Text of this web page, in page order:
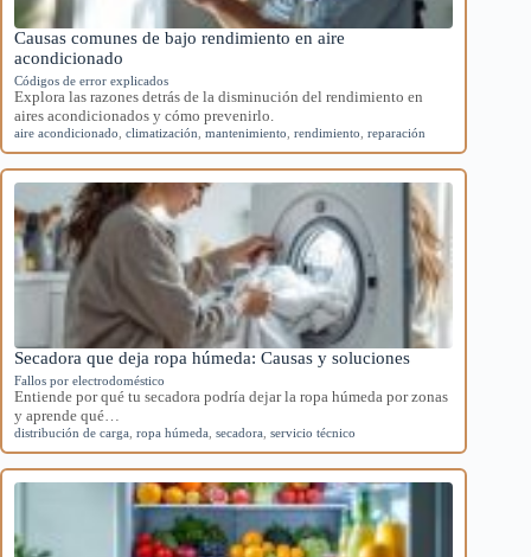
Causas comunes de bajo rendimiento en aire
acondicionado
Códigos de error explicados
Explora las razones detrás de la disminución del rendimiento en
aires acondicionados y cómo prevenirlo.
aire acondicionado climatización mantenimiento rendimiento reparación
Secadora que deja ropa húmeda: Causas y soluciones
Fallos por electrodoméstico
Entiende por qué tu secadora podría dejar la ropa húmeda por zonas
y aprende qué…
distribución de carga ropa húmeda secadora servicio técnico